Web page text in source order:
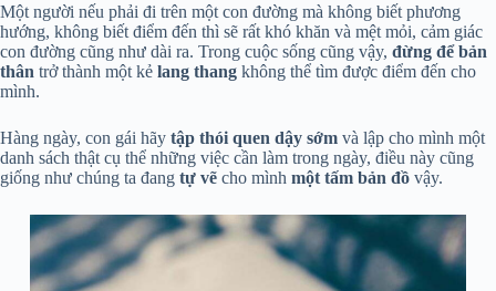
Một người nếu phải đi trên một con đường mà không biết phương
hướng, không biết điểm đến thì sẽ rất khó khăn và mệt mỏi, cảm giác
con đường cũng như dài ra. Trong cuộc sống cũng vậy, đừng để bản
thân trở thành một kẻ lang thang không thể tìm được điểm đến cho
mình.
Hàng ngày, con gái hãy tập thói quen dậy sớm và lập cho mình một
danh sách thật cụ thể những việc cần làm trong ngày, điều này cũng
giống như chúng ta đang tự vẽ cho mình một tấm bản đồ vậy.